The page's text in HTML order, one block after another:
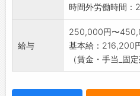
時間外労働時間：
給与
250,000円〜
基本給：216,200
（賃金・手当_固